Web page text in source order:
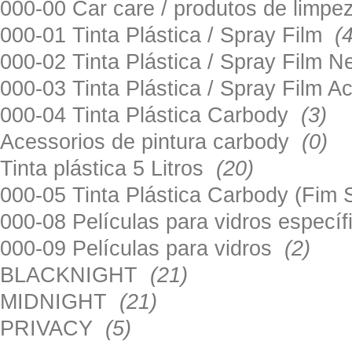
000-00 Car care / produtos de
000-01 Tinta Plástica / Spray Film
000-02 Tinta Plástica / Spray Film
000-03 Tinta Plástica / Spray Film
000-04 Tinta Plástica Carbody (3)
Acessorios de pintura carbody (0)
Tinta plástica 5 Litros (20)
000-05 Tinta Plástica Carbody
000-08 Películas para vidros
000-09 Películas para vidros (2)
BLACKNIGHT (21)
MIDNIGHT (21)
PRIVACY (5)